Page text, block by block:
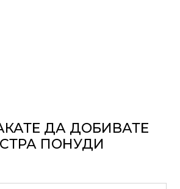
ДА ДОБИВАТЕ
ПОНУДИ